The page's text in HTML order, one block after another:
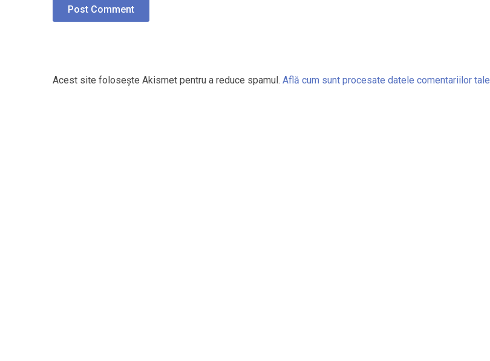
Acest site folosește Akismet pentru a reduce spamul. Află cum sunt procesate datele comentariilor tale